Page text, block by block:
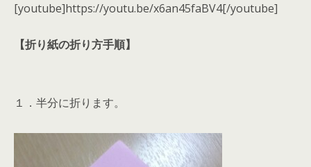
[youtube]https://youtu.be/x6an45faBV4[/youtube]
【折り紙の折り方手順】
１．半分に折ります。